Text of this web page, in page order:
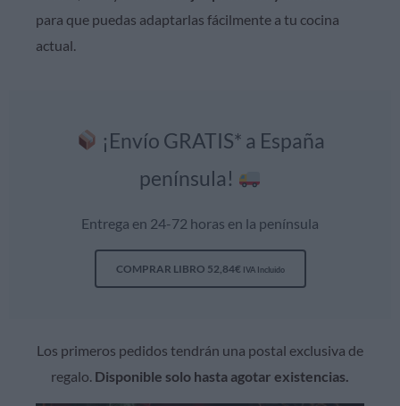
para que puedas adaptarlas fácilmente a tu cocina
actual.
¡Envío GRATIS* a España
península!
Entrega en 24-72 horas en la península
COMPRAR LIBRO 52,84€ IVA Incluido
Los primeros pedidos tendrán una postal exclusiva de
regalo. Disponible solo hasta agotar existencias.